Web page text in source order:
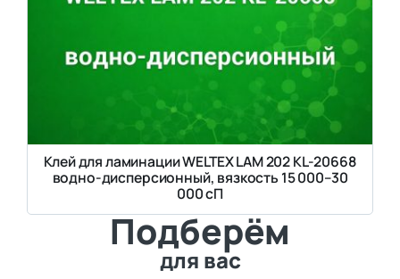
Клей для ламинации WELTEX LAM 202 KL-20668
водно-дисперсионный, вязкость 15 000–30
000 сП
Подберём
для вас